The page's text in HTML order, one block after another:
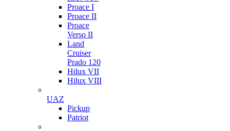
Proace I
Proace II
Proace
Verso II
Land
Cruiser
Prado 120
Hilux VII
Hilux VIII
UAZ
Pickup
Patriot